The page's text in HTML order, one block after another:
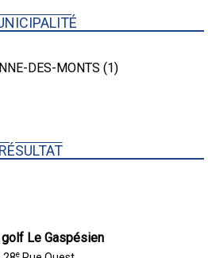
DES-MONTS (1)
RÉSULTAT
Le Gaspésien
e